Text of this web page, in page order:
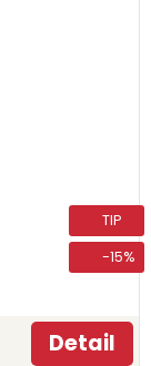
TIP
-15%
Detail